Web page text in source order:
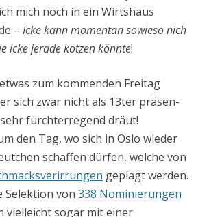
mich noch in ein Wirtshaus
– Icke kann momentan sowieso nich
icke jerade kotzen könnte!
zum kommenden Freitag
sich zwar nicht als 13ter präsen­
furchterregend dräut!
den Tag, wo sich in Oslo wieder
schaffen dürfen, wel­che von
geplagt werden.
Selektion von 338 Nominierungen
vielleicht sogar mit einer